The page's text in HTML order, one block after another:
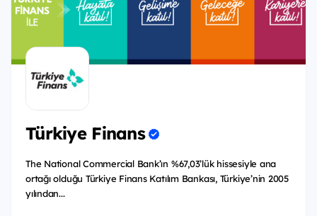
Başarı odağın yüksekse,
bekliyoruz!
Türkiye Finans
The National Commercial Bank’ın %67,03’lük hissesiyle ana
ortağı olduğu Türkiye Finans Katılım Bankası, Türkiye’nin 2005
yılından...